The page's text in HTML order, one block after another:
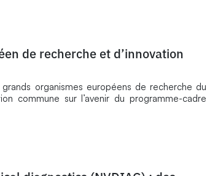
de recherche et d’innovation
organismes européens de recherche du
commune sur l’avenir du programme-cadre